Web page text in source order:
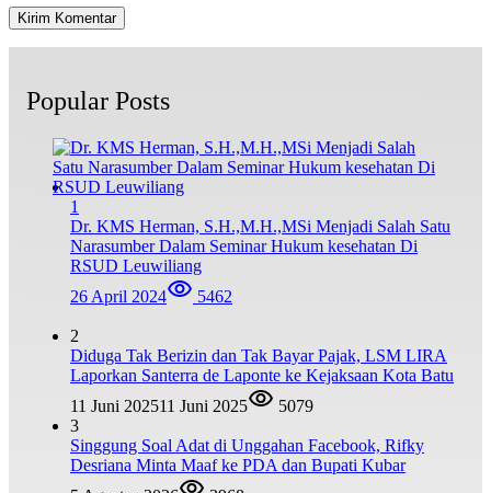
Popular Posts
1
Dr. KMS Herman, S.H.,M.H.,MSi Menjadi Salah Satu
Narasumber Dalam Seminar Hukum kesehatan Di
RSUD Leuwiliang
26 April 2024
5462
2
Diduga Tak Berizin dan Tak Bayar Pajak, LSM LIRA
Laporkan Santerra de Laponte ke Kejaksaan Kota Batu
11 Juni 202511 Juni 2025
5079
3
Singgung Soal Adat di Unggahan Facebook, Rifky
Desriana Minta Maaf ke PDA dan Bupati Kubar